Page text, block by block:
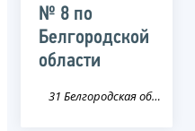
№ 8 по
Белгородской
области
31 Белгородская область